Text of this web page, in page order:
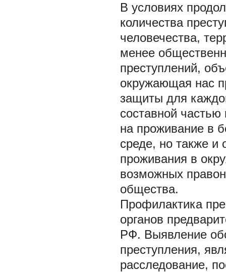
В условиях
количества
человечества,
менее
преступлений,
окружающая нас
защиты для
составной
на проживание в
среде, но также и
проживания в
возможных
общества.
Профилактика
органов
РФ. Выявление
преступления,
расследование,